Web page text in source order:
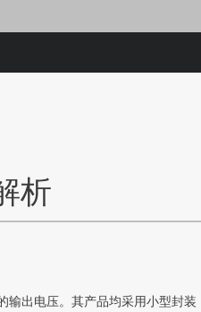
析
出电压。其产品均采用小型封装